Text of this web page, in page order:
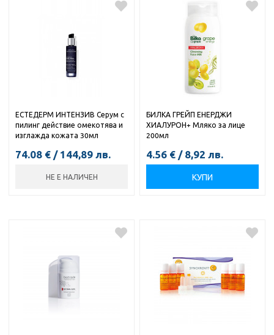
ЕСТЕДЕРМ ИНТЕНЗИВ Серум с
пилинг действие омекотява и
изглажда кожата 30мл
74.08 € / 144,89 лв.
НЕ Е НАЛИЧЕН
БИЛКА ГРЕЙП ЕНЕРДЖИ
ХИАЛУРОН+ Мляко за лице
200мл
4.56 € / 8,92 лв.
КУПИ